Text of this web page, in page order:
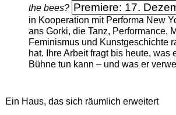
the bees? Premiere: 17.
in Kooperation mit Performa New
ans Gorki, die Tanz, Performance,
Feminismus und Kunstgeschichte
hat. Ihre Arbeit fragt bis heute, was
Bühne tun kann – und was er
Ein Haus, das sich räumlich erweitert